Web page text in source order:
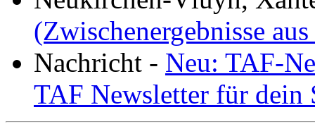
(Zwischenergebnisse
Nachricht - Neu: TAF-
TAF Newsletter für dein